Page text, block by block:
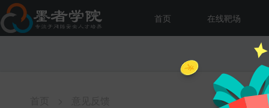
首页 在线靶场